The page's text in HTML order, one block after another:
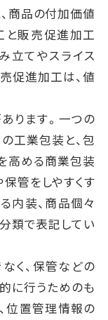
商品の付加価値
と販売促進加工
立てやスライス
促進加工は、値
ります。一つの
工業包装と、包
高める商業包装
管をしやすくす
内装、商品個々
類で表記してい
く、保管などの
に行うためのも
位置管理情報の